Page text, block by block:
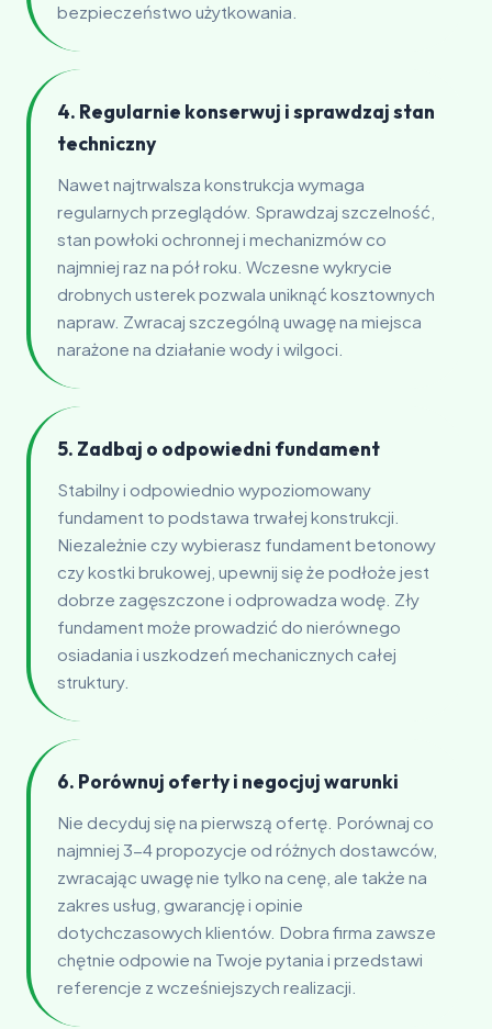
bezpieczeństwo użytkowania.
4. Regularnie konserwuj i sprawdzaj stan
techniczny
Nawet najtrwalsza konstrukcja wymaga
regularnych przeglądów. Sprawdzaj szczelność,
stan powłoki ochronnej i mechanizmów co
najmniej raz na pół roku. Wczesne wykrycie
drobnych usterek pozwala uniknąć kosztownych
napraw. Zwracaj szczególną uwagę na miejsca
narażone na działanie wody i wilgoci.
5. Zadbaj o odpowiedni fundament
Stabilny i odpowiednio wypoziomowany
fundament to podstawa trwałej konstrukcji.
Niezależnie czy wybierasz fundament betonowy
czy kostki brukowej, upewnij się że podłoże jest
dobrze zagęszczone i odprowadza wodę. Zły
fundament może prowadzić do nierównego
osiadania i uszkodzeń mechanicznych całej
struktury.
6. Porównuj oferty i negocjuj warunki
Nie decyduj się na pierwszą ofertę. Porównaj co
najmniej 3-4 propozycje od różnych dostawców,
zwracając uwagę nie tylko na cenę, ale także na
zakres usług, gwarancję i opinie
dotychczasowych klientów. Dobra firma zawsze
chętnie odpowie na Twoje pytania i przedstawi
referencje z wcześniejszych realizacji.